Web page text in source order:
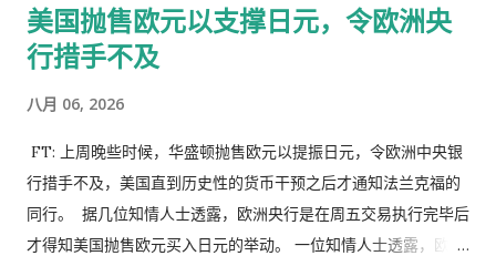
如果另一个与华盛顿关系没那么融洽的国家想要抛售美元储备以
提振本国货币，情况会怎样？在那种情况下，美国的反应是否会
是否会威胁加征关税进行报复？ 艾肯格林绝不是第一位对特朗普
政府近期的政策决定及其对美元的潜在影响持保留看法的经济学
家。 今年早些时候，前美国财政部官员马克·索贝尔(Mark Sobel)
在《金融时报》上联合署名发表了一篇专栏文章。他在文中将特
朗普政府的政策比作“白蚁”，称其正在从根基上削弱美元霸权。
技板块。在该指数表现最佳的前20只股票中，除三只外，其余均
为科技股。 标普500指数成分股中，今年有62%的股票实现上
票。（本文中所有股价变动均不含股息。） 公司 2026年价格变
动 2025年价格变动 预期市盈率 截至12月31日的预期市盈率 2026
年滚动12个月每股收益预期变动 闪迪 858% N/A 12.0 13.6 987%
美光科技 304% 239% 8.1 7.9 294% 英特尔 278% 84% 103.8
61.2 123% Western Digital 271% 282% 35.0 19.6 107% Marvell
美国抛售欧元以支撑日元，令欧洲央
行措手不及
八月 06, 2026
FT: 上周晚些时候，华盛顿抛售欧元以提振日元，令欧洲中央银
行措手不及，美国直到历史性的货币干预之后才通知法兰克福的
同行。 据几位知情人士透露，欧洲央行是在周五交易执行完毕后
才得知美国抛售欧元买入日元的举动。 一位知情人士透露，欧洲